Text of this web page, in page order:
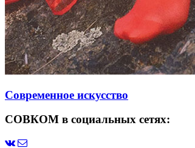
Современное искусство
СОВКОМ в социальных сетях: